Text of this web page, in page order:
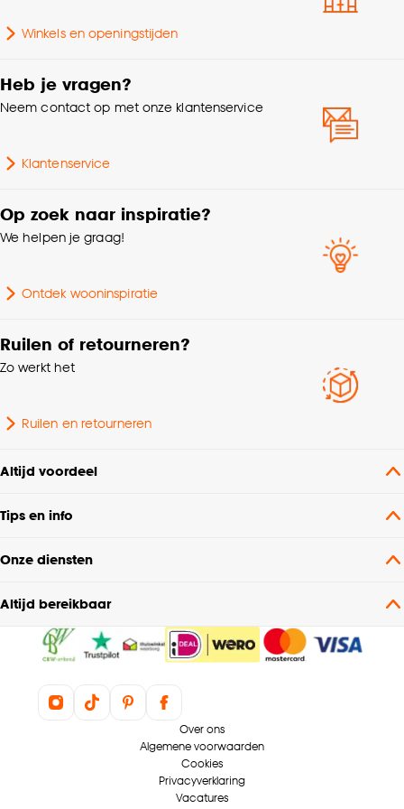
kan aanpassen, bekijk hiervoor onze
cookieverklaring.
Type mok Koffie
Dubbelwandig
Geschikt voor
Kleurtint
Winkels en openingstijden
Heb je vragen?
Neem contact op met onze klantenservice
Klantenservice
Op zoek naar inspiratie?
We helpen je graag!
Ontdek wooninspiratie
Ruilen of retourneren?
Zo werkt het
Ruilen en retourneren
Altijd voordeel
Tips en info
Onze diensten
Altijd bereikbaar
Over ons
Algemene voorwaarden
Cookies
Privacyverklaring
Vacatures